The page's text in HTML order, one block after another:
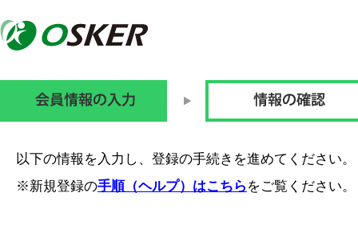
以下の情報を入力し、登録の手続きを進めてください。
※新規登録の手順（ヘルプ）はこちら をご覧ください。